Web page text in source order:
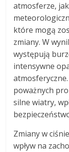
atmosferze,
które mogą
zmiany. W
występują
intensywne
poważnych
silne wiatry,
Zmiany w
wpływ na